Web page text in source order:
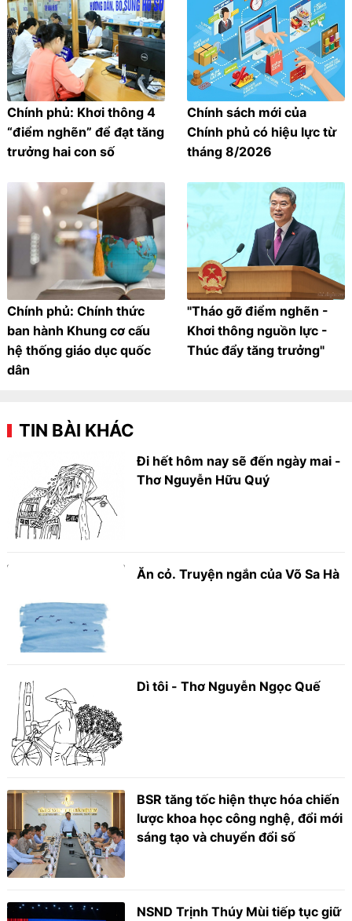
Chính phủ: Khơi thông 4
“điểm nghẽn” để đạt tăng
trưởng hai con số
Chính sách mới của
Chính phủ có hiệu lực từ
tháng 8/2026
Chính phủ: Chính thức
ban hành Khung cơ cấu
hệ thống giáo dục quốc
dân
"Tháo gỡ điểm nghẽn -
Khơi thông nguồn lực -
Thúc đẩy tăng trưởng"
TIN BÀI KHÁC
Đi hết hôm nay sẽ đến ngày mai -
Thơ Nguyễn Hữu Quý
Ăn cỏ. Truyện ngắn của Võ Sa Hà
Dì tôi - Thơ Nguyễn Ngọc Quế
BSR tăng tốc hiện thực hóa chiến
lược khoa học công nghệ, đổi mới
sáng tạo và chuyển đổi số
NSND Trịnh Thúy Mùi tiếp tục giữ